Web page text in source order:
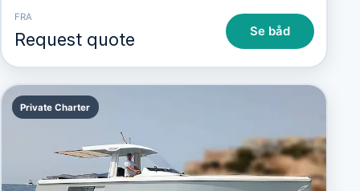
FRA
Request quote Se båd
Private Charter